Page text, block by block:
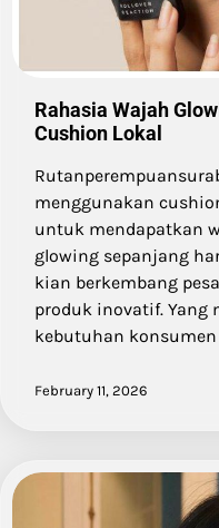
Rahasia Wajah
Cushion Lokal
menggunakan
untuk mendapatkan
glowing sepanjang
kian berkembang
produk inovatif. Yang
kebutuhan
February 11, 2026